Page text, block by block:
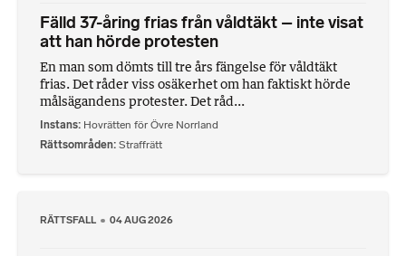
Fälld 37-åring frias från våldtäkt – inte visat
att han hörde protesten
En man som dömts till tre års fängelse för våldtäkt
frias. Det råder viss osäkerhet om han faktiskt hörde
målsägandens protester. Det råd...
Instans Hovrätten för Övre Norrland
Rättsområden Straffrätt
RÄTTSFALL 04 AUG 2026